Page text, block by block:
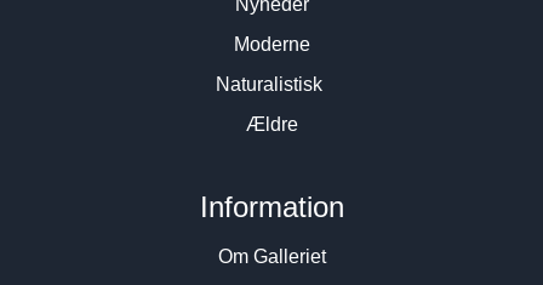
Nyheder
Moderne
Naturalistisk
Ældre
Information
Om Galleriet